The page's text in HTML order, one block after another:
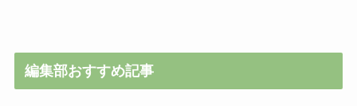
編集部おすすめ記事